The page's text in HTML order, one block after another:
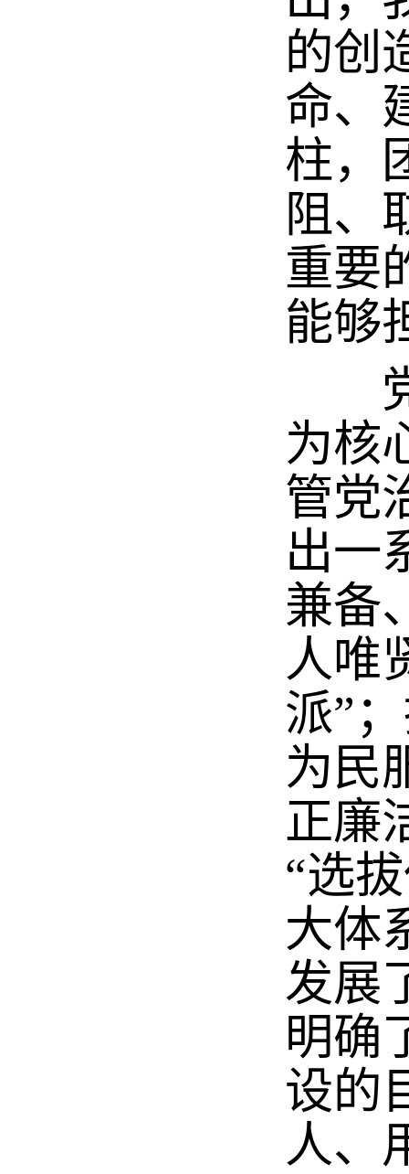
的创
命、
柱，
阻、
重要
能够
党
为核
管党
出一
兼备
人唯
派”
为民
正廉
“选
大体
发展
明确
设的
人、